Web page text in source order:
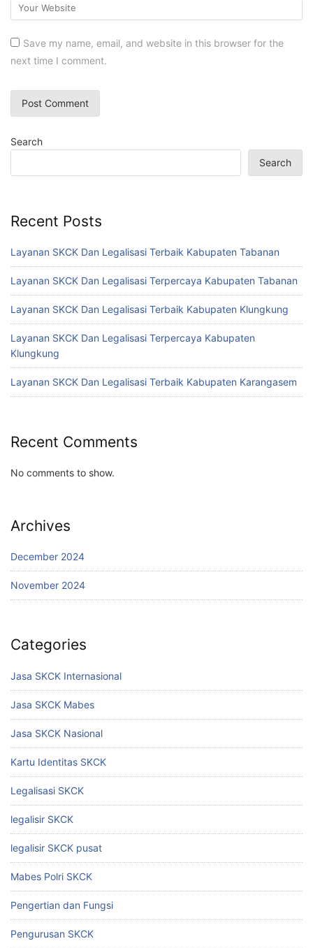
Save my name, email, and website in this browser for the
next time I comment.
Search
Search
Recent Posts
Layanan SKCK Dan Legalisasi Terbaik Kabupaten Tabanan
Layanan SKCK Dan Legalisasi Terpercaya Kabupaten Tabanan
Layanan SKCK Dan Legalisasi Terbaik Kabupaten Klungkung
Layanan SKCK Dan Legalisasi Terpercaya Kabupaten
Klungkung
Layanan SKCK Dan Legalisasi Terbaik Kabupaten Karangasem
Recent Comments
No comments to show.
Archives
December 2024
November 2024
Categories
Jasa SKCK Internasional
Jasa SKCK Mabes
Jasa SKCK Nasional
Kartu Identitas SKCK
Legalisasi SKCK
legalisir SKCK
legalisir SKCK pusat
Mabes Polri SKCK
Pengertian dan Fungsi
Pengurusan SKCK